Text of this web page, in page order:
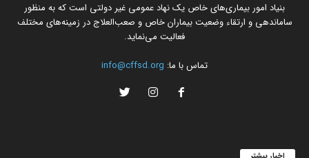
بنیاد امور بیماری‌های خاص یک نهاد عمومی غیر دولتی است که به منظور
ساماندهی و ارتقاء وضعیت بیماران خاص و صعب‌العلاج در زمینه‌های مختلف
فعالیت می‌نماید.
تماس با ما: info@cffsd.org